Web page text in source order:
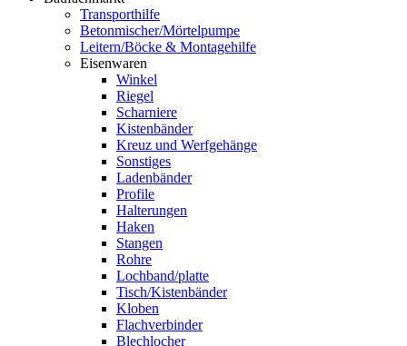
Transporthilfe
Betonmischer/Mörtelpumpe
Leitern/Böcke & Montagehilfe
Eisenwaren
Winkel
Riegel
Scharniere
Kistenbänder
Kreuz und Werfgehänge
Sonstiges
Ladenbänder
Profile
Halterungen
Haken
Stangen
Rohre
Lochband/platte
Tisch/Kistenbänder
Kloben
Flachverbinder
Blechlocher